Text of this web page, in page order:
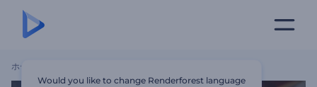
ホーム
Would you like to change Renderforest language